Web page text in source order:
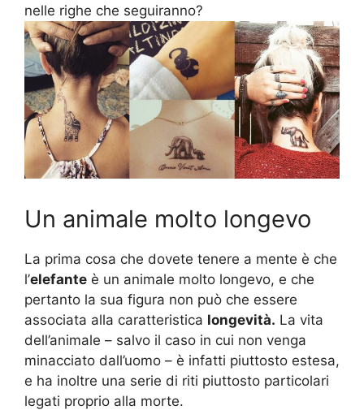
nelle righe che seguiranno?
Un animale molto longevo
La prima cosa che dovete tenere a mente è che
l’elefante è un animale molto longevo, e che
pertanto la sua figura non può che essere
associata alla caratteristica longevità. La vita
dell’animale – salvo il caso in cui non venga
minacciato dall’uomo – è infatti piuttosto estesa,
e ha inoltre una serie di riti piuttosto particolari
legati proprio alla morte.